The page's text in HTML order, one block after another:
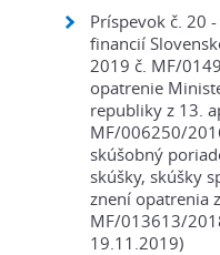
Príspevok č. 20
financií
2019 č. MF/
opatrenie
republiky z 13.
MF/006250/
skúšobný
skúšky, skúšky
znení opatrenia
MF/013613/
19.11.2019)